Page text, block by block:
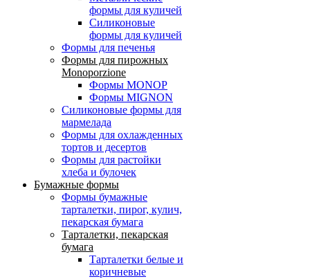
формы для куличей
Силиконовые
формы для куличей
Формы для печенья
Формы для пирожных
Monoporzione
Формы MONOP
Формы MIGNON
Силиконовые формы для
мармелада
Формы для oхлажденных
тортов и десертов
Формы для растойки
хлеба и булочек
Бумажные формы
Формы бумажные
тарталетки, пирог, кулич,
пекарская бумага
Тарталетки, пекарская
бумага
Тарталетки белые и
коричневые